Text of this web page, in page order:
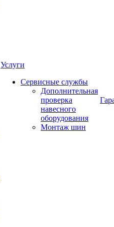
Услуги
Сервисные службы
Дополнительная
проверка
навесного
оборудования
Монтаж шин